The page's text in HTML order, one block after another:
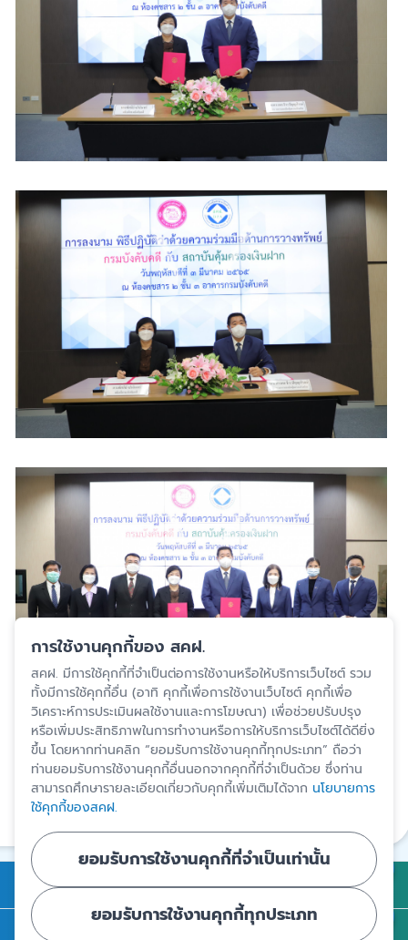
ปรับปรุงล่าสุด 6 ก.พ. 2567
สงวนสิทธิ์โดยสถาบันคุ้มครองเงินฝาก
การคุ้มครองเงินฝาก
ถาม - ตอบ
การใช้งานคุกกี้ของ สคฝ.
สคฝ. มีการใช้คุกกี้ที่จำเป็นต่อการใช้งานหรือให้บริการเว็บไซต์ รวม
ทั้งมีการใช้คุกกี้อื่น (อาทิ คุกกี้เพื่อการใช้งานเว็บไซต์ คุกกี้เพื่อ
วิเคราะห์การประเมินผลใช้งานและการโฆษณา) เพื่อช่วยปรับปรุง
หรือเพิ่มประสิทธิภาพในการทำงานหรือการให้บริการเว็บไซต์ได้ดียิ่ง
ขึ้น โดยหากท่านคลิก “ยอมรับการใช้งานคุกกี้ทุกประเภท” ถือว่า
ท่านยอมรับการใช้งานคุกกี้อื่นนอกจากคุกกี้ที่จำเป็นด้วย ซึ่งท่าน
สามารถศึกษารายละเอียดเกี่ยวกับคุกกี้เพิ่มเติมได้จาก นโยบายการ
ใช้คุกกี้ของสคฝ.
ยอมรับการใช้งานคุกกี้ที่จำเป็นเท่านั้น
ยอมรับการใช้งานคุกกี้ทุกประเภท